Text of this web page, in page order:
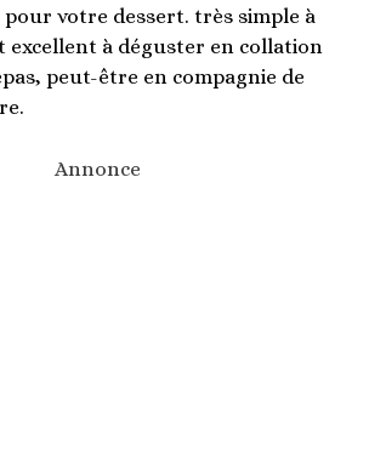
pour votre dessert. très simple à
excellent à déguster en collation
peut-être en compagnie de
Annonce